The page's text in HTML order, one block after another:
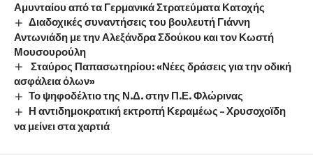
Αμυνταίου από τα Γερμανικά Στρατεύματα Κατοχής
Διαδοχικές συναντήσεις του βουλευτή Γιάννη
Αντωνιάδη με την Αλεξάνδρα Σδούκου και τον Κωστή
Μουσουρούλη
Σταύρος Παπασωτηρίου: «Νέες δράσεις για την οδική
ασφάλεια όλων»
Το ψηφοδέλτιο της Ν.Δ. στην Π.Ε. Φλώρινας
Η αντιδημοκρατική εκτροπή Κεραμέως – Χρυσοχοϊδη
να μείνει στα χαρτιά